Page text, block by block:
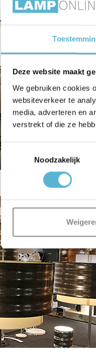
Deze website maakt
We gebruiken cookies
websiteverkeer te
media, adverteren en
verstrekt of die ze
Toestemmingsselectie
Noodzakelijk